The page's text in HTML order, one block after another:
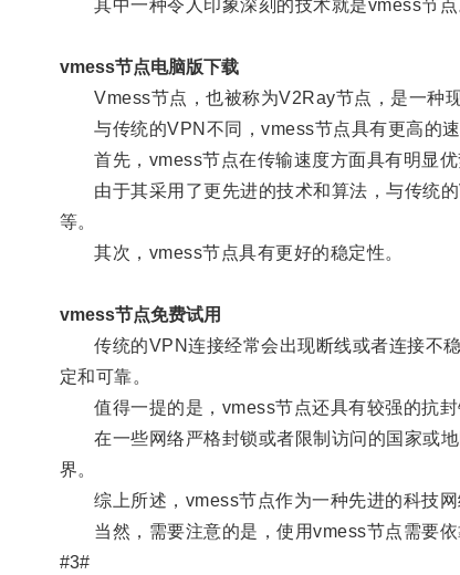
其中一种令人印象深刻的技术就是vmess节点
vmess节点电脑版下载
Vmess节点，也被称为V2Ray节点，是一种现
与传统的VPN不同，vmess节点具有更高的速
首先，vmess节点在传输速度方面具有明显优
由于其采用了更先进的技术和算法，与传统的
等。
其次，vmess节点具有更好的稳定性。
vmess节点免费试用
传统的VPN连接经常会出现断线或者连接不稳
定和可靠。
值得一提的是，vmess节点还具有较强的抗封
在一些网络严格封锁或者限制访问的国家或地
界。
综上所述，vmess节点作为一种先进的科技网
当然，需要注意的是，使用vmess节点需要依
#3#